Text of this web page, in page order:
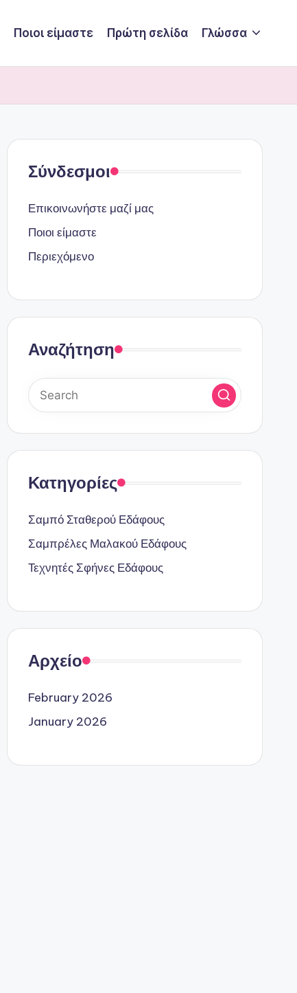
Ποιοι είμαστε Πρώτη σελίδα Γλώσσα
Σύνδεσμοι
Επικοινωνήστε μαζί μας
Ποιοι είμαστε
Περιεχόμενο
Αναζήτηση
Κατηγορίες
Σαμπό Σταθερού Εδάφους
Σαμπρέλες Μαλακού Εδάφους
Τεχνητές Σφήνες Εδάφους
Αρχείο
February 2026
January 2026